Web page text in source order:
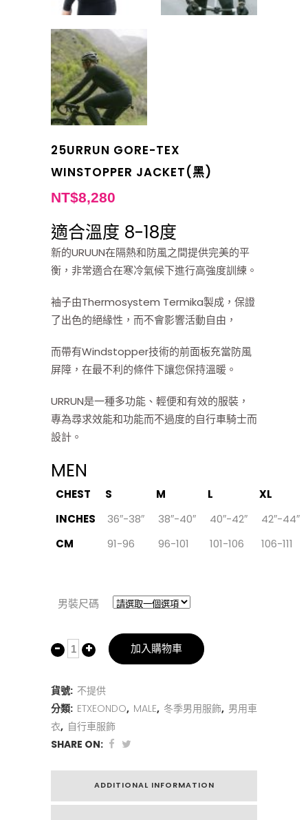
25URRUN GORE-TEX
WINSTOPPER JACKET(黑)
NT$8,280
適合溫度 8-18度
新的URUUN在隔熱和防風之間提供完美的平
衡，非常適合在寒冷氣候下進行高強度訓練。
袖子由Thermosystem Termika製成，保證
了出色的絕緣性，而不會影響活動自由，
而帶有Windstopper技術的前面板充當防風
屏障，在最不利的條件下讓您保持溫暖。
URRUN是一種多功能、輕便和有效的服裝，
專為尋求效能和功能而不過度的自行車騎士而
設計。
MEN
CHEST S M L
XL
INCHES
36″-38″ 38″-40″ 40″-42″
42″-44″
CM
91-96 96-101 101-106 106-111
男裝尺碼
加入購物車
貨號: 不提供
分類: ETXEONDO, MALE, 冬季男用服飾, 男用車
衣, 自行車服飾
SHARE ON:
ADDITIONAL INFORMATION